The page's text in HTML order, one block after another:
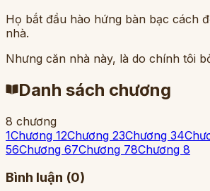
Họ bắt đầu hào hứng bàn bạc cách
nhà.
Nhưng căn nhà này, là do chính tôi
Danh sách chương
8 chương
1Chương 12Chương 23Chương 34
56Chương 67Chương 78Chương 8
Bình luận (0)